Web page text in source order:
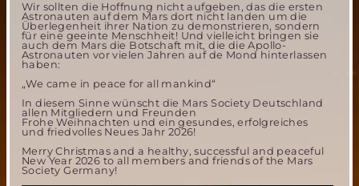
Wir sollten die Hoffnung nicht aufgeben, das die ersten
Astronauten auf dem Mars dort nicht landen um die
Überlegenheit ihrer Nation zu demonstrieren, sondern
für eine geeinte Menschheit! Und vielleicht bringen sie
auch dem Mars die Botschaft mit, die die Apollo-
Astronauten vor vielen Jahren auf de Mond hinterlassen
haben:
„We came in peace for all mankind“
In diesem Sinne wünscht die Mars Society Deutschland
allen Mitgliedern und Freunden
Frohe Weihnachten und ein gesundes, erfolgreiches
und friedvolles Neues Jahr 2026!
Merry Christmas and a healthy, successful and peaceful
New Year 2026 to all members and friends of the Mars
Society Germany!